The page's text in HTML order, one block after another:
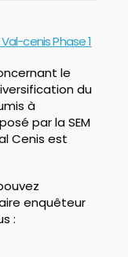
cenis Phase 1
le
du
à
par la SEM
Cenis est
enquêteur
: